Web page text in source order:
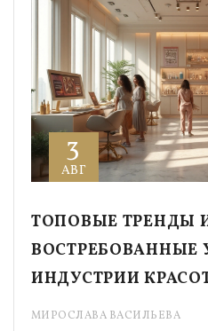
3
АВГ
ТОПОВЫЕ ТРЕНДЫ
ВОСТРЕБОВАННЫЕ
ИНДУСТРИИ
МИРОСЛАВА ВАСИЛЬЕВА